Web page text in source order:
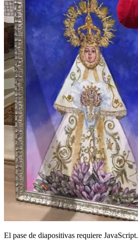
El pase de diapositivas requiere JavaScript.